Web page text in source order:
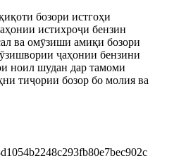
бозори истгоҳи
истихроҷи бензин
ва омӯзиши амиқи бозори
ҷаҳонии бензини
ноил шудан дар тамоми
тиҷории бозор бо молия ва